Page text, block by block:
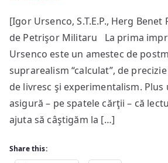
Ursenco:
un
experimentalism
narativ
à
rebours
[Igor Ursenco, S.T.E.P., Herg Benet
de Petrişor Militaru La prima
Ursenco este un amestec de
suprarealism “calculat”, de
de livresc şi experimentalism.
asigură – pe spatele cărţii – că
ajuta să câştigăm la […]
Share this: